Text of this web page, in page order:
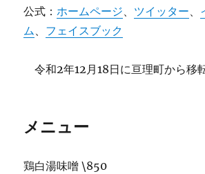
公式：ホームページ、 ツイッター、
ム、 フェイスブック
令和2年12月18日に亘理町から移
メニュー
鶏白湯味噌 \850